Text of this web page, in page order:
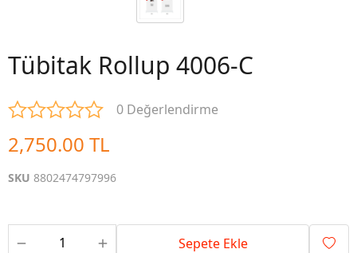
Tübitak Rollup 4006-C
0 Değerlendirme
2,750.00 TL
SKU 8802474797996
Sepete Ekle